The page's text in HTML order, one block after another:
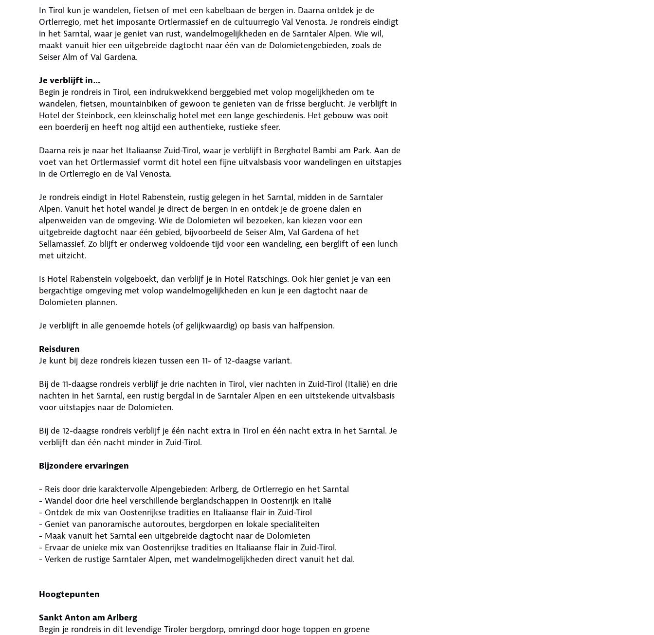
In Tirol kun je wandelen, fietsen of met een kabelbaan de bergen in. Daarna ontdek je de
Ortlerregio, met het imposante Ortlermassief en de cultuurregio Val Venosta. Je rondreis eindigt
in het Sarntal, waar je geniet van rust, wandelmogelijkheden en de Sarntaler Alpen. Wie wil,
maakt vanuit hier een uitgebreide dagtocht naar één van de Dolomietengebieden, zoals de
Seiser Alm of Val Gardena.
Je verblijft in…
Begin je rondreis in Tirol, een indrukwekkend berggebied met volop mogelijkheden om te
wandelen, fietsen, mountainbiken of gewoon te genieten van de frisse berglucht. Je verblijft in
Hotel der Steinbock, een kleinschalig hotel met een lange geschiedenis. Het gebouw was ooit
een boerderij en heeft nog altijd een authentieke, rustieke sfeer.
Daarna reis je naar het Italiaanse Zuid-Tirol, waar je verblijft in Berghotel Bambi am Park. Aan de
voet van het Ortlermassief vormt dit hotel een fijne uitvalsbasis voor wandelingen en uitstapjes
in de Ortlerregio en de Val Venosta.
Je rondreis eindigt in Hotel Rabenstein, rustig gelegen in het Sarntal, midden in de Sarntaler
Alpen. Vanuit het hotel wandel je direct de bergen in en ontdek je de groene dalen en
alpenweiden van de omgeving. Wie de Dolomieten wil bezoeken, kan kiezen voor een
uitgebreide dagtocht naar één gebied, bijvoorbeeld de Seiser Alm, Val Gardena of het
Sellamassief. Zo blijft er onderweg voldoende tijd voor een wandeling, een berglift of een lunch
met uitzicht.
Is Hotel Rabenstein volgeboekt, dan verblijf je in Hotel Ratschings. Ook hier geniet je van een
bergachtige omgeving met volop wandelmogelijkheden en kun je een dagtocht naar de
Dolomieten plannen.
Je verblijft in alle genoemde hotels (of gelijkwaardig) op basis van halfpension.
Reisduren
Je kunt bij deze rondreis kiezen tussen een 11- of 12-daagse variant.
Bij de 11-daagse rondreis verblijf je drie nachten in Tirol, vier nachten in Zuid-Tirol (Italië) en drie
nachten in het Sarntal, een rustig bergdal in de Sarntaler Alpen en een uitstekende uitvalsbasis
voor uitstapjes naar de Dolomieten.
Bij de 12-daagse rondreis verblijf je één nacht extra in Tirol en één nacht extra in het Sarntal. Je
verblijft dan één nacht minder in Zuid-Tirol.
Bijzondere ervaringen
- Reis door drie karaktervolle Alpengebieden: Arlberg, de Ortlerregio en het Sarntal
- Wandel door drie heel verschillende berglandschappen in Oostenrijk en Italië
- Ontdek de mix van Oostenrijkse tradities en Italiaanse flair in Zuid-Tirol
- Geniet van panoramische autoroutes, bergdorpen en lokale specialiteiten
- Maak vanuit het Sarntal een uitgebreide dagtocht naar de Dolomieten
- Ervaar de unieke mix van Oostenrijkse tradities en Italiaanse flair in Zuid-Tirol.
- Verken de rustige Sarntaler Alpen, met wandelmogelijkheden direct vanuit het dal.
Hoogtepunten
Sankt Anton am Arlberg
Begin je rondreis in dit levendige Tiroler bergdorp, omringd door hoge toppen en groene